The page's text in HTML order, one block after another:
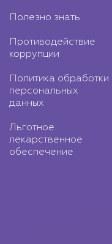
Полезно знать
Противодействие
коррупции
Политика обработки
персональных
данных
Льготное
лекарственное
обеспечение